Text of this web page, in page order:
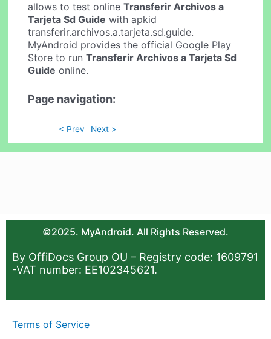
allows to test onlineTransferir Archivos a
Tarjeta Sd Guide with apkid
transferir.archivos.a.tarjeta.sd.guide.
MyAndroid provides the official Google Play
Store to runTransferir Archivos a Tarjeta Sd
Guide online.
Page navigation:
< Prev Next >
©2025. MyAndroid. All Rights Reserved.
By OffiDocs Group OU – Registry code: 1609791
-VAT number: EE102345621.
Terms of Service